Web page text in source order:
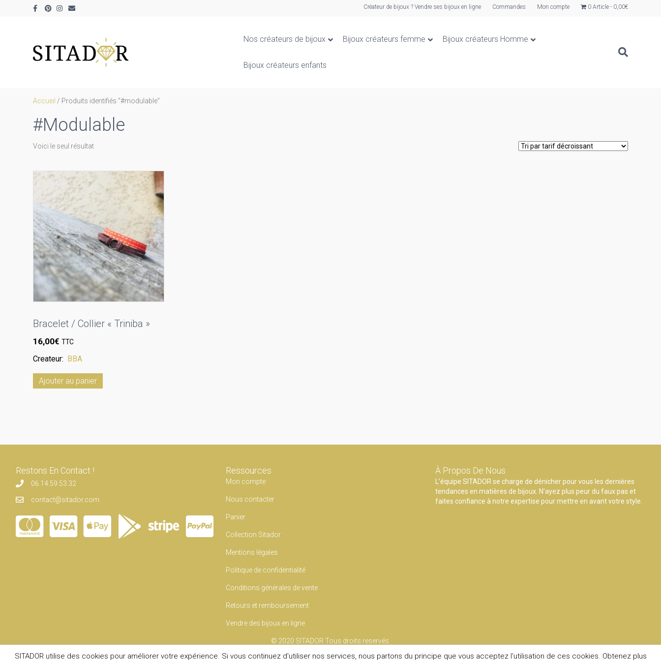
Facebook
PinterestInstagram
Email Créateur de bijoux ? Vendre ses bijoux en ligne Commandes Mon compte 0 Article 0,00€
Nos créateurs de bijoux Bijoux créateurs femme Bijoux créateurs Homme
Bijoux créateurs enfants
Accueil / Produits identifiés “#modulable”
#modulable
Voici le seul résultat
Bracelet / Collier « Triniba »
16,00€ TTC
Createur: BBA
Ajouter au panier
Restons En Contact !
06.14.59.53.32
contact@sitador.com
Ressources
Mon compte
Nous contacter
Panier
Collection Sitador
Mentions légales
Politique de confidentialité
Conditions générales de vente
Retours et remboursement
Vendre des bijoux en ligne
À Propos De Nous
L’équipe SITADOR se charge de dénicher pour vous les dernières
tendances en matières de bijoux. N’ayez plus peur du faux pas et
faites confiance à notre expertise pour mettre en avant votre style.
© 2020 SITADOR Tous droits reservés.
SITADOR utilise des cookies pour améliorer votre expérience. Si vous continuez d'utiliser nos services, nous partons du principe que vous acceptez l'utilisation de ces cookies. Obtenez plus